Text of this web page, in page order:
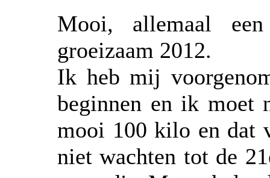
Mooi, allemaal
groeizaam 2012.
Ik heb mij
beginnen en ik moet
mooi 100 kilo en dat
niet wachten tot de